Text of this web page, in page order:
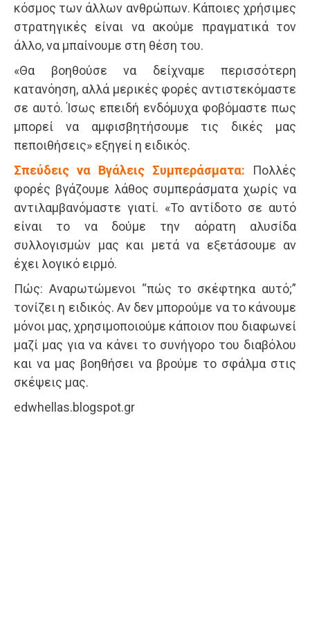
κόσμος των άλλων ανθρώπων. Κάποιες χρήσιμες
στρατηγικές είναι να ακούμε πραγματικά τον
άλλο, να μπαίνουμε στη θέση του.
«Θα βοηθούσε να δείχναμε περισσότερη
κατανόηση, αλλά μερικές φορές αντιστεκόμαστε
σε αυτό. Ίσως επειδή ενδόμυχα φοβόμαστε πως
μπορεί να αμφισβητήσουμε τις δικές μας
πεποιθήσεις» εξηγεί η ειδικός.
Σπεύδεις να Βγάλεις Συμπεράσματα:
Πολλές
φορές βγάζουμε λάθος συμπεράσματα χωρίς να
αντιλαμβανόμαστε γιατί. «Το αντίδοτο σε αυτό
είναι το να δούμε την αόρατη αλυσίδα
συλλογισμών μας και μετά να εξετάσουμε αν
έχει λογικό ειρμό.
Πώς: Αναρωτώμενοι “πώς το σκέφτηκα αυτό;”
τονίζει η ειδικός. Αν δεν μπορούμε να το κάνουμε
μόνοι μας, χρησιμοποιούμε κάποιον που διαφωνεί
μαζί μας για να κάνει το συνήγορο του διαβόλου
και να μας βοηθήσει να βρούμε το σφάλμα στις
σκέψεις μας.
edwhellas.blogspot.gr